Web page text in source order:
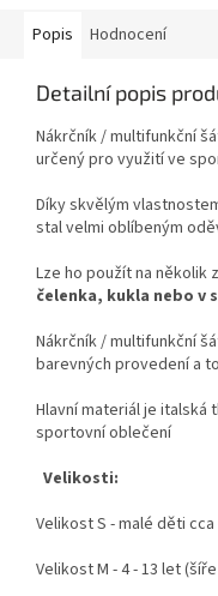
Popis Hodnocení
Detailní popis
Nákrčník / multifunkční
určený pro využití ve
Díky skvělým
stal velmi oblíbeným
Lze ho použít na několik
čelenka, kukla nebo v
Nákrčník / multifunkční
barevných provedení a
Hlavní materiál je italská
sportovní oblečení
Velikosti:
VelikostS - malé děti
VelikostM - 4 - 13 let